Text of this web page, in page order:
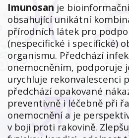
Imunosan je
obsahující unikátní
přírodních látek pro
(nespecifické i specifické)
organismu. Předchází
onemocněním, podporuje
urychluje rekonvalescenci
předchází opakované
preventivně i léčebně při
onemocnění a je
v boji proti rakovině.